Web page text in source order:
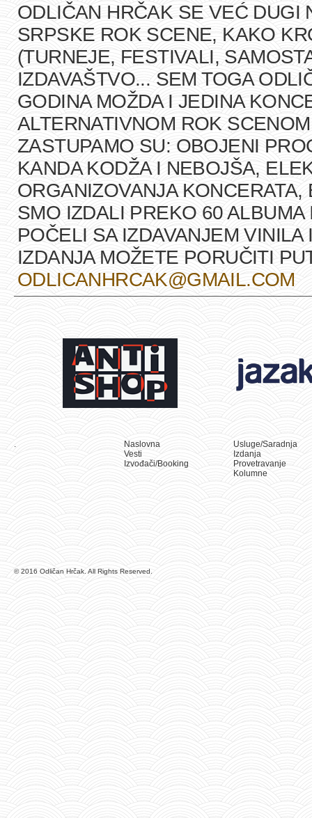
ODLIČAN HRČAK SE VEĆ DUGI
SRPSKE ROK SCENE, KAKO
(TURNEJE, FESTIVALI,
IZDAVAŠTVO... SEM TOGA
GODINA MOŽDA I JEDINA
ALTERNATIVNOM ROK
ZASTUPAMO SU: OBOJENI
KANDA KODŽA I NEBOJŠA,
ORGANIZOVANJA
SMO IZDALI PREKO 60
POČELI SA IZDAVANJEM
IZDANJA MOŽETE PORUČITI
ODLICANHRCAK@GMAIL.COM
.
Naslovna
Vesti
Izvođači/Booking
Usluge/Saradnja
Izdanja
Provetravanje
Kolumne
© 2016 Odličan Hrčak. All Rights Reserved.